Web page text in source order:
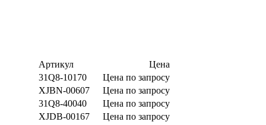
Артикул
Цена
31Q8-10170
Цена по запросу
XJBN-00607
Цена по запросу
31Q8-40040
Цена по запросу
XJDB-00167
Цена по запросу